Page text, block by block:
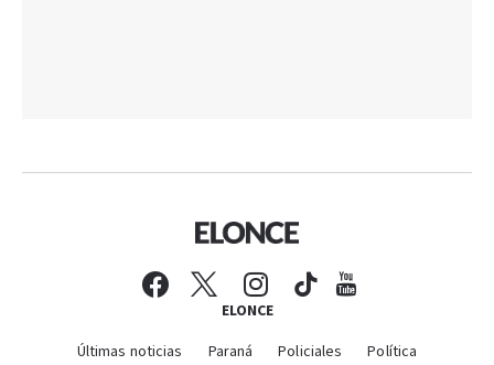
ELONCE
Últimas noticias Paraná Policiales
Política